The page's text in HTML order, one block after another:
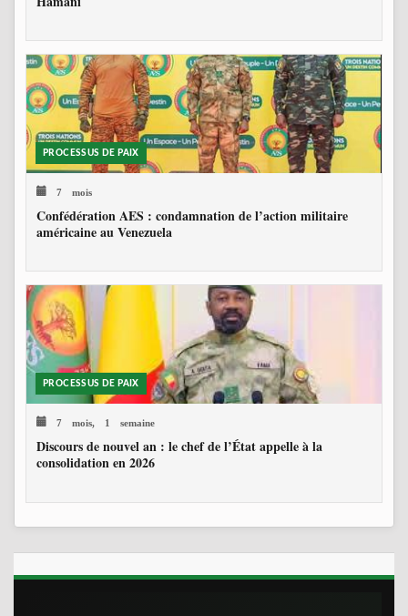
PROCESSUS DE PAIX
7 mois
Confédération AES : condamnation de l’action militaire
américaine au Venezuela
PROCESSUS DE PAIX
7 mois, 1 semaine
Discours de nouvel an : le chef de l’État appelle à la
consolidation en 2026